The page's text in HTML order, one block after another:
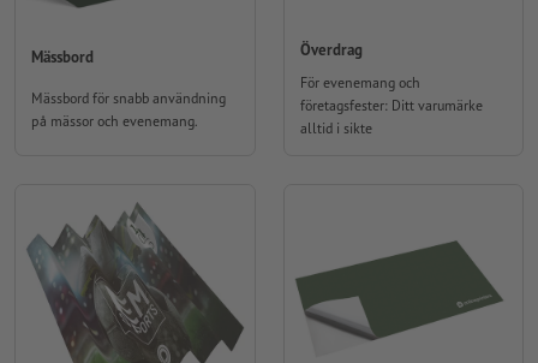
Mässbord
Mässbord för snabb användning
på mässor och evenemang.
Överdrag
För evenemang och
företagsfester: Ditt varumärke
alltid i sikte